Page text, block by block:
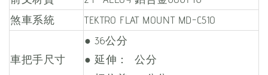
煞車系統
TEKTRO FLAT MOUNT MD-C510
車把手尺寸
● 36公分
● 延伸： 公分